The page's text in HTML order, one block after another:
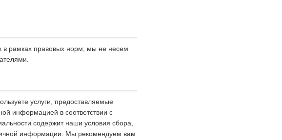
в рамках правовых норм; мы не несем
услуги, предоставляемые
информацией в соответствии с
содержит наши условия сбора,
информации. Мы рекомендуем вам